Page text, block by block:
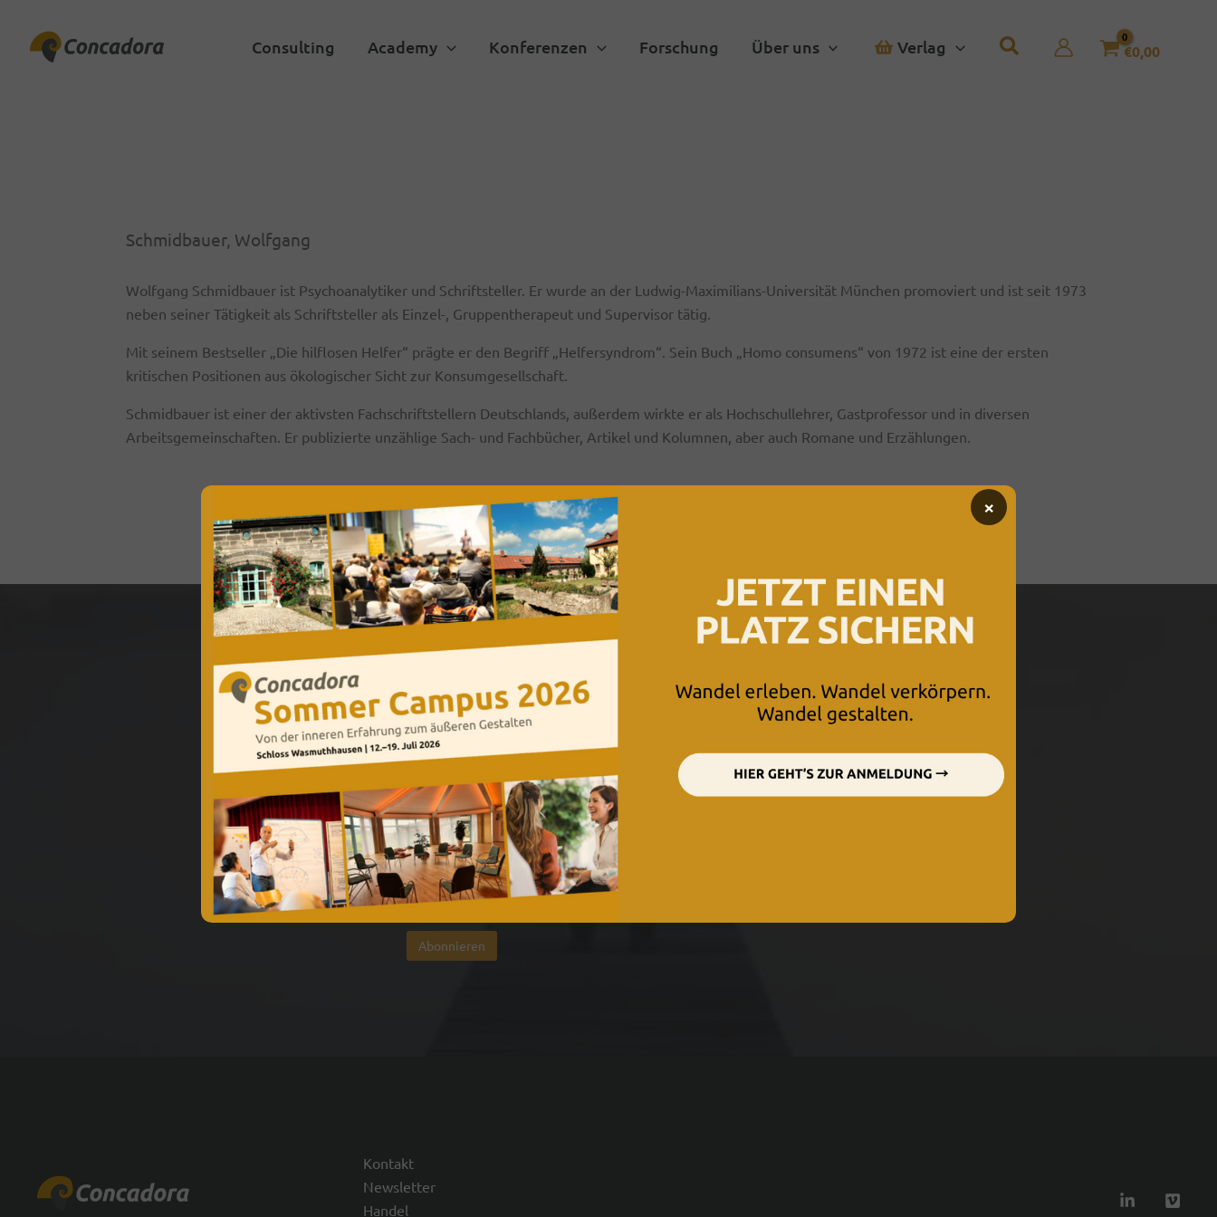
Inhalt
springen
Consulting Academy Konferenzen Forschung Über uns Verlag €0,00
Schmidbauer, Wolfgang
Wolfgang Schmidbauer ist Psychoanalytiker und Schriftsteller. Er wurde an der Ludwig-Maximilians-Universität München promoviert und ist seit 1973
neben seiner Tätigkeit als Schriftsteller als Einzel-, Gruppentherapeut und Supervisor tätig.
Mit seinem Bestseller „Die hilflosen Helfer“ prägte er den Begriff „Helfersyndrom“. Sein Buch „Homo consumens“ von 1972 ist eine der ersten
kritischen Positionen aus ökologischer Sicht zur Konsumgesellschaft.
Schmidbauer ist einer der aktivsten Fachschriftstellern Deutschlands, außerdem wirkte er als Hochschullehrer, Gastprofessor und in diversen
Arbeitsgemeinschaften. Er publizierte unzählige Sach- und Fachbücher, Artikel und Kolumnen, aber auch Romane und Erzählungen.
Nichts mehr verpassen.
Vor-& Nachname
E-Mail*
Ich akzeptiere die
×
Kontakt
Newsletter
Handel